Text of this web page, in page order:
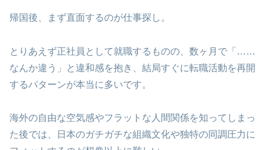
帰国後、まず直面するのが仕事探し。
とりあえず正社員として就職するものの、数ヶ月で「……
なんか違う」と違和感を抱き、結局すぐに転職活動を再開
するパターンが本当に多いです。
海外の自由な空気感やフラットな人間関係を知ってしまっ
た後では、日本のガチガチな組織文化や独特の同調圧力に